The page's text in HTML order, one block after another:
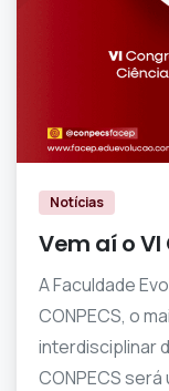
Notícias
Vem aí o VI
A Faculdade
CONPECS, o
interdisciplinar
CONPECS